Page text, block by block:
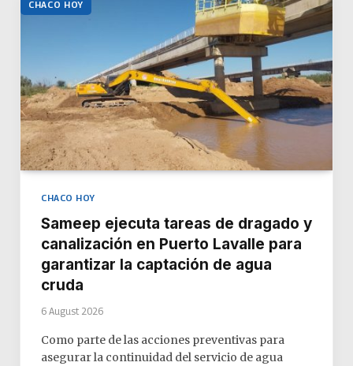
CHACO HOY
CHACO HOY
Sameep ejecuta tareas de dragado y
canalización en Puerto Lavalle para
garantizar la captación de agua
cruda
6 August 2026
Como parte de las acciones preventivas para
asegurar la continuidad del servicio de agua